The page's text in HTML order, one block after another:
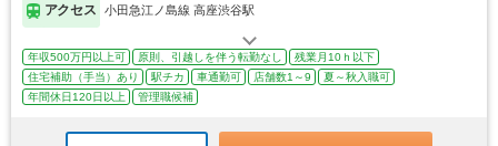
アクセス 小田急江ノ島線 高座渋谷駅
年収500万円以上可 原則、引越しを伴う転勤なし
残業月10ｈ以下
住宅補助（手当）あり
駅チカ 車通勤可 店舗数1～9
夏～秋入職可
年間休日120日以上
管理職候補